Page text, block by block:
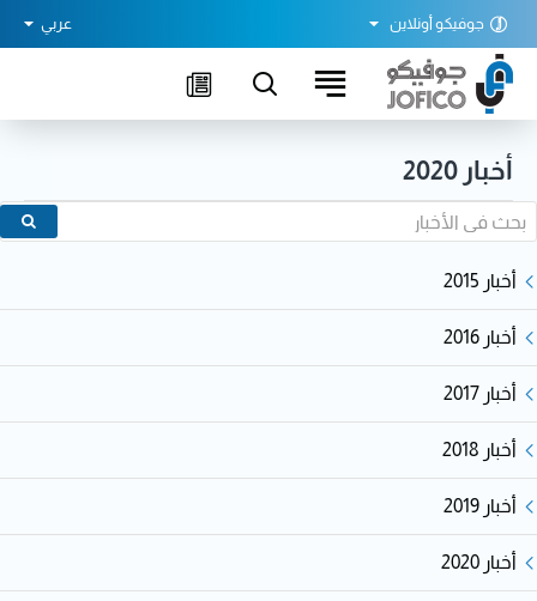
جوفيكو أونلاين عربي
أخبار 2020
أخبار 2015
أخبار 2016
أخبار 2017
أخبار 2018
أخبار 2019
أخبار 2020